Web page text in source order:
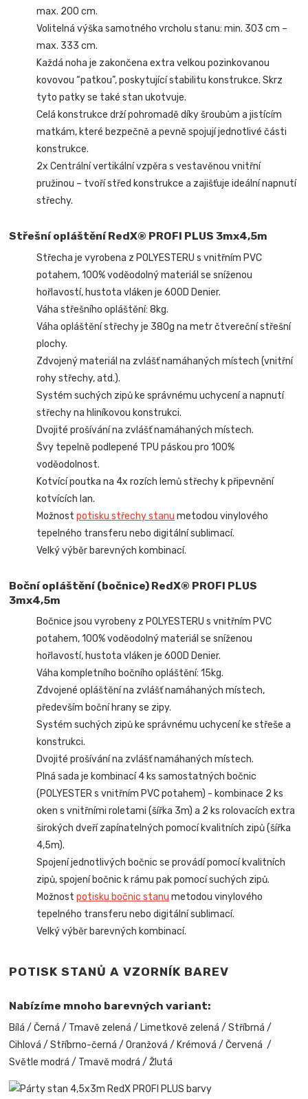
max. 200 cm.
Volitelná výška samotného vrcholu stanu: min. 303 cm –
max. 333 cm.
Každá noha je zakončena extra velkou pozinkovanou
kovovou “patkou”, poskytující stabilitu konstrukce. Skrz
tyto patky se také stan ukotvuje.
Celá konstrukce drží pohromadě díky šroubům a jistícím
matkám, které bezpečně a pevně spojují jednotlivé části
konstrukce.
2x Centrální vertikální vzpěra s vestavěnou vnitřní
pružinou – tvoří střed konstrukce a zajišťuje ideální napnutí
střechy.
Střešní opláštění RedX® PROFI PLUS 3mx4,5m
Střecha je vyrobena z POLYESTERU s vnitřním PVC
potahem, 100% voděodolný materiál se sníženou
hořlavostí, hustota vláken je 600D Denier.
Váha střešního opláštění: 8kg.
Váha opláštění střechy je 380g na metr čtvereční střešní
plochy.
Zdvojený materiál na zvlášť namáhaných místech (vnitřní
rohy střechy, atd.).
Systém suchých zipů ke správnému uchycení a napnutí
střechy na hliníkovou konstrukci.
Dvojité prošívání na zvlášť namáhaných místech.
Švy tepelně podlepené TPU páskou pro 100%
voděodolnost.
Kotvící poutka na 4x rozích lemů střechy k připevnění
kotvících lan.
Možnostpotisku střechy stanu metodou vinylového
tepelného transferu nebo digitální sublimací.
Velký výběr barevných kombinací.
Boční opláštění (bočnice) RedX® PROFI PLUS
3mx4,5m
Bočnice jsou vyrobeny z POLYESTERU s vnitřním PVC
potahem, 100% voděodolný materiál se sníženou
hořlavostí, hustota vláken je 600D Denier.
Váha kompletního bočního opláštění: 15kg.
Zdvojené opláštění na zvlášť namáhaných místech,
především boční hrany se zipy.
Systém suchých zipů ke správnému uchycení ke střeše a
konstrukci.
Dvojité prošívání na zvlášť namáhaných místech.
Plná sada je kombinací 4 ks samostatných bočnic
(POLYESTER s vnitřním PVC potahem) - kombinace 2 ks
oken s vnitřními roletami (šířka 3m) a 2 ks rolovacích extra
širokých dveří zapínatelných pomocí kvalitních zipů (šířka
4,5m).
Spojení jednotlivých bočnic se provádí pomocí kvalitních
zipů, spojení bočnic k rámu pak pomocí suchých zipů.
Možnostpotisku bočnic stanu metodou vinylového
tepelného transferu nebo digitální sublimací.
Velký výběr barevných kombinací.
POTISK STANŮ A VZORNÍK BAREV
Nabízíme mnoho barevných variant:
Bílá / Černá / Tmavě zelená / Limetkově zelená / Stříbrná /
Cihlová / Stříbrno-černá / Oranžová / Krémová / Červená /
Světle modrá / Tmavě modrá / Žlutá